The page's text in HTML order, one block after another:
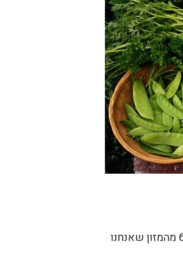
עשרים מינים של צמחים מספקים לנו כ90% ממזוננו. רק ארבעה מינים: תירס, אורז, חיטה ותפוחי אדמה, מספקים יותר מ60% מהמזון שאנחנו